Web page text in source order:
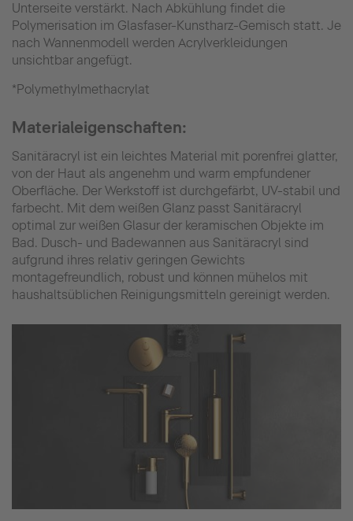
Unterseite verstärkt. Nach Abkühlung findet die
Polymerisation im Glasfaser-Kunstharz-Gemisch statt. Je
nach Wannenmodell werden Acrylverkleidungen
unsichtbar angefügt.
*Polymethylmethacrylat
Materialeigenschaften:
Sanitäracryl ist ein leichtes Material mit porenfrei glatter,
von der Haut als angenehm und warm empfundener
Oberfläche. Der Werkstoff ist durchgefärbt, UV-stabil und
farbecht. Mit dem weißen Glanz passt Sanitäracryl
optimal zur weißen Glasur der keramischen Objekte im
Bad. Dusch- und Badewannen aus Sanitäracryl sind
aufgrund ihres relativ geringen Gewichts
montagefreundlich, robust und können mühelos mit
haushaltsüblichen Reinigungsmitteln gereinigt werden.